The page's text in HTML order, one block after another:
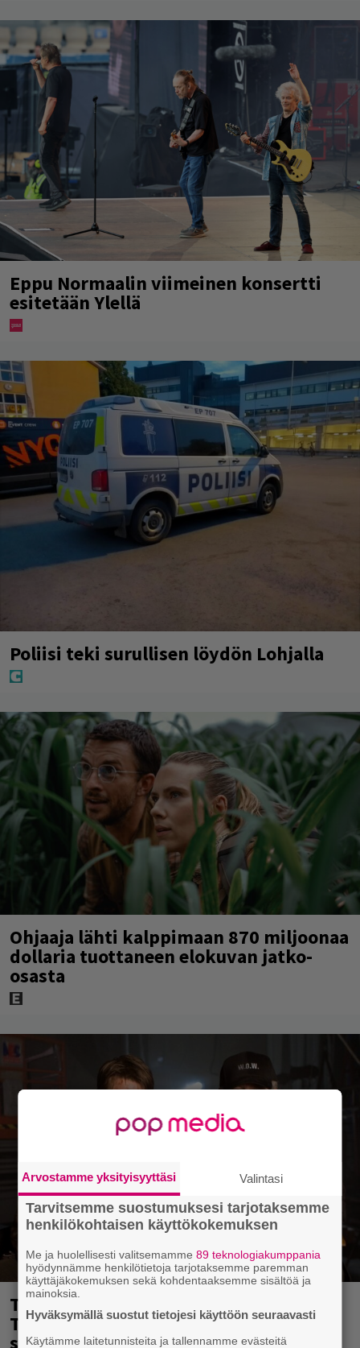
Eppu Normaalin viimeinen konsertti
esitetään Ylellä
Poliisi teki surullisen löydön Lohjalla
Ohjaaja lähti kalppimaan 870 miljoonaa
dollaria tuottaneen elokuvan jatko-
osasta
Tänään tv:ssä: Steven Spielbergin ja
Tom Cruisen kaveruus loppui 21 vuotta
sitten – Syynä Cruisen nolo käytös
Arvostamme yksityisyyttäsi Valintasi
Tarvitsemme suostumuksesi tarjotaksemme
henkilökohtaisen käyttökokemuksen
Me ja huolellisesti valitsemamme89 teknologiakumppania
hyödynnämme henkilötietoja tarjotaksemme paremman
käyttäjäkokemuksen sekä kohdentaaksemme sisältöä ja
mainoksia.
Hyväksymällä suostut tietojesi käyttöön seuraavasti
Käytämme laitetunnisteita ja tallennamme evästeitä